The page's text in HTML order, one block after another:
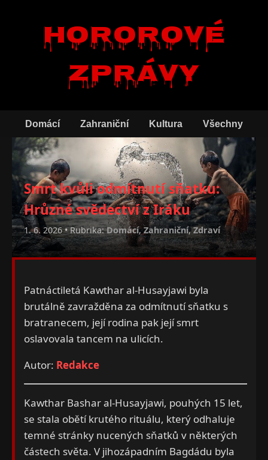
Hororové
zprávy
Domácí Zahraniční Kultura Všechny
Smrt kvůli odmítnutí sňatku:
Hrůzné svědectví z Iráku
1. 6. 2026 • Rubrika:Domácí,Zahraniční,Zdraví
Patnáctiletá Kawthar al-Husayjawi byla
brutálně zavražděna za odmítnutí sňatku s
bratranecem, její rodina pak její smrt
oslavovala tancem na ulicích.
Autor: Redakce
Kawthar Bashar al-Husayjawi, pouhých 15 let,
se stala obětí krutého rituálu, který odhaluje
temné stránky nucených sňatků v některých
částech světa. V jihozápadním Bagdádu byla